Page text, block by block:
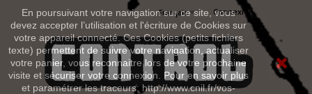
En poursuivant votre navigation sur ce site, vous
devez accepter l’utilisation et l'écriture de Cookies sur
votre appareil connecté. Ces Cookies (petits fichiers
texte) permettent de suivre votre navigation, actualiser
votre panier, vous reconnaitre lors de votre prochaine
visite et sécuriser votre connexion. Pour en savoir plus
et paramétrer les traceurs: http://www.cnil.fr/vos-
Connexion
Français